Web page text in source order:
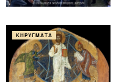
ΚΗΡΎΓΜΑΤΑ